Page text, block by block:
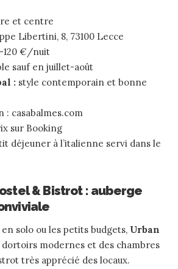
et centre
Libertini, 8, 73100 Lecce
€/nuit
sauf en juillet-août
: style contemporain et bonne
: casabalmes.com
sur Booking
déjeuner à l’italienne servi dans le
& Bistrot : auberge
solo ou les petits budgets, Urban
dortoirs modernes et des chambres
très apprécié des locaux.